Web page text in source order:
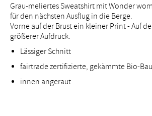
Grau-meliertes Sweatshirt mit Wonder
für den nächsten Ausflug in die Berge.
Vorne auf der Brust ein kleiner Print - Auf
größerer Aufdruck.
Lässiger Schnitt
fairtrade zertifizierte, gekämmte Bio-
innen angeraut